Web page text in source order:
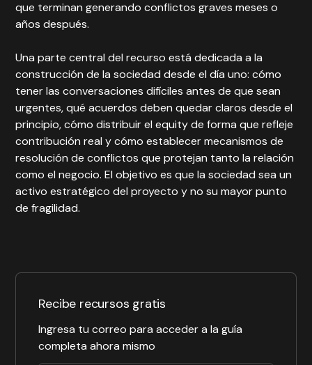
que terminan generando conflictos graves meses o
años después.
Una parte central del recurso está dedicada a la
construcción de la sociedad desde el día uno: cómo
tener las conversaciones difíciles antes de que sean
urgentes, qué acuerdos deben quedar claros desde el
principio, cómo distribuir el equity de forma que refleje
contribución real y cómo establecer mecanismos de
resolución de conflictos que protejan tanto la relación
como el negocio. El objetivo es que la sociedad sea un
activo estratégico del proyecto y no su mayor punto
de fragilidad.
Recibe recursos gratis
Ingresa tu correo para acceder a la guía
completa ahora mismo